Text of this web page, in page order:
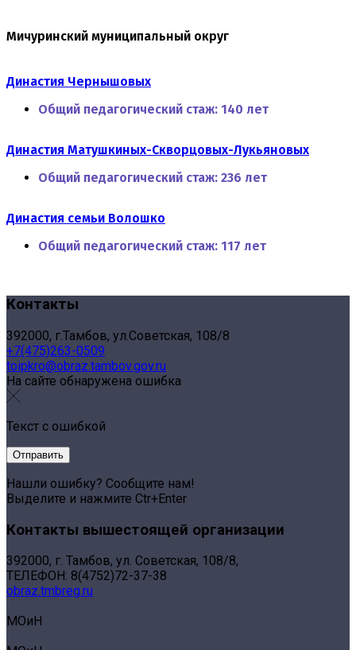
Мичуринский муниципальный округ
Династия Чернышовых
Общий педагогический стаж: 140 лет
Династия Матушкиных-Скворцовых-Лукьяновых
Общий педагогический стаж: 236 лет
Династия семьи Волошко
Общий педагогический стаж: 117 лет
Контакты
392000, г.Тамбов, ул.Советская, 108/8
+7(475)263-0509
toipkro@obraz.tambov.gov.ru
На сайте обнаружена ошибка
Текст с ошибкой
Нашли ошибку? Сообщите нам!
Выделите и нажмите Ctr+Enter
Контакты вышестоящей организации
392000, г. Тамбов, ул. Советская, 108/8,
ТЕЛЕФОН: 8(4752)72-37-38
obraz.tmbreg.ru
МОиН